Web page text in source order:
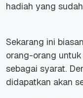
hadiah yang
Sekarang ini
orang-orang
sebagai syarat.
didapatkan akan